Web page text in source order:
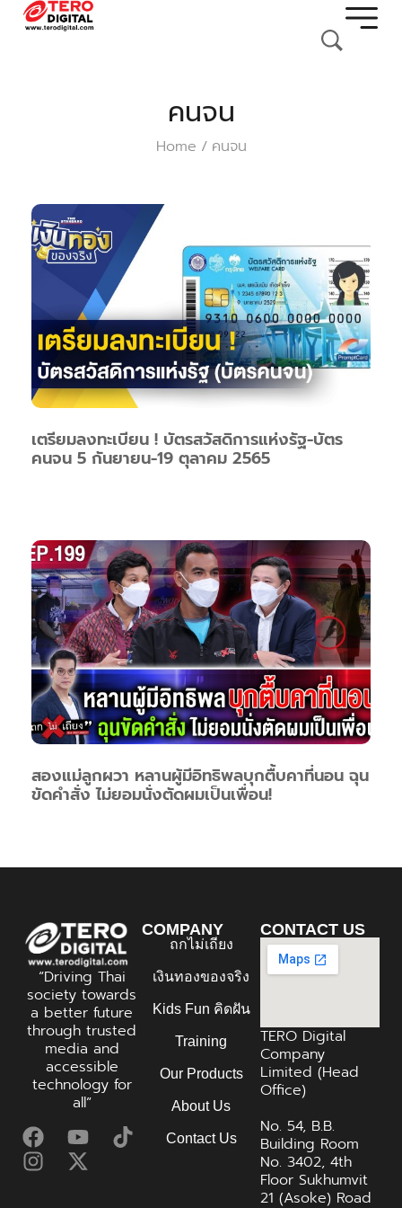
คนจน
Home / คนจน
เตรียมลงทะเบียน ! บัตรสวัสดิการแห่งรัฐ-บัตร
คนจน 5 กันยายน-19 ตุลาคม 2565
สองแม่ลูกผวา หลานผู้มีอิทธิพลบุกตื้บคาที่นอน ฉุน
ขัดคำสั่ง ไม่ยอมนั่งตัดผมเป็นเพื่อน!
“Driving Thai
society towards
a better future
through trusted
media and
accessible
technology for
all”
COMPANY
ถกไม่เถียง
เงินทองของจริง
Kids Fun คิดฝัน
Training
Our Products
About Us
Contact Us
CONTACT US
TERO Digital
Company
Limited (Head
Office)
No. 54, B.B.
Building Room
No. 3402, 4th
Floor Sukhumvit
21 (Asoke) Road